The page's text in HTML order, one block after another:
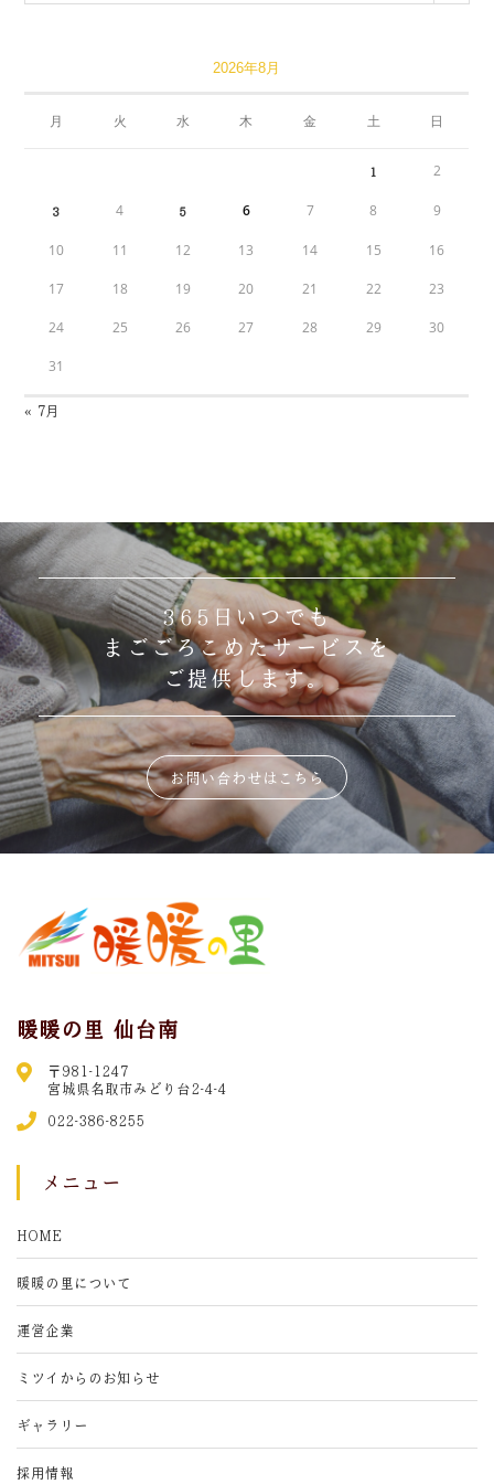
2026年8月
月 火 水 木 金 土 日
1 2
3 4 5 6 7 8 9
10 11 12 13 14 15 16
17 18 19 20 21 22 23
24 25 26 27 28 29 30
31
« 7月
365日いつでも
まごごろこめたサービスを
ご提供します。
お問い合わせはこちら
暖暖の里 仙台南
〒981-1247
宮城県名取市みどり台2-4-4
022-386-8255
メニュー
HOME
暖暖の里について
運営企業
ミツイからのお知らせ
ギャラリー
採用情報